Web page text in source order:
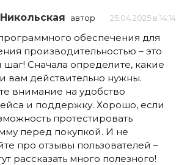
автор 25.04.2025 в 14:14
обеспечения для
производительностью – это
Сначала определите, какие
вам действительно нужны.
внимание на удобство
и поддержку. Хорошо, если
протестировать
перед покупкой. И не
про отзывы пользователей –
рассказать много полезного!